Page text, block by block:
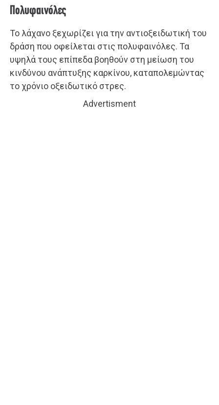
Πολυφαινόλες
Το λάχανο ξεχωρίζει για την αντιοξειδωτική του
δράση που οφείλεται στις πολυφαινόλες. Τα
υψηλά τους επίπεδα βοηθούν στη μείωση του
κινδύνου ανάπτυξης καρκίνου, καταπολεμώντας
το χρόνιο οξειδωτικό στρες.
Advertisment